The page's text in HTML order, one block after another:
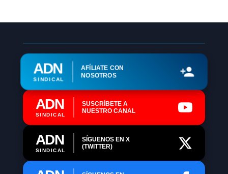
ADN
SINDICAL
AFÍLIATE CON
NOSOTROS
ADN
SINDICAL
SUSCRÍBETE A
NUESTRO CANAL
ADN
SINDICAL
SÍGUENOS EN X
(TWITTER)